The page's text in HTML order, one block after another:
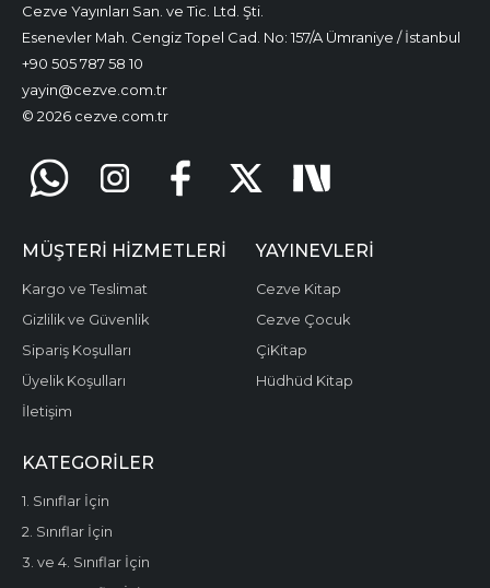
Cezve Yayınları San. ve Tic. Ltd. Şti.
Esenevler Mah. Cengiz Topel Cad. No: 157/A Ümraniye / İstanbul
+90 505 787 58 10
yayin@cezve.com.tr
© 2026 cezve.com.tr
MÜŞTERI HIZMETLERI
Kargo ve Teslimat
Gizlilik ve Güvenlik
Sipariş Koşulları
Üyelik Koşulları
İletişim
YAYINEVLERI
Cezve Kitap
Cezve Çocuk
ÇiKitap
Hüdhüd Kitap
KATEGORILER
1. Sınıflar İçin
2. Sınıflar İçin
3. ve 4. Sınıflar İçin